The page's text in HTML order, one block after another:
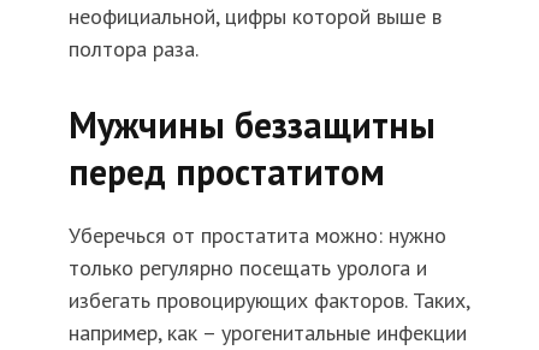
неофициальной, цифры которой выше в
полтора раза.
Мужчины беззащитны
перед простатитом
Уберечься от простатита можно: нужно
только регулярно посещать уролога и
избегать провоцирующих факторов. Таких,
например, как – урогенитальные инфекции